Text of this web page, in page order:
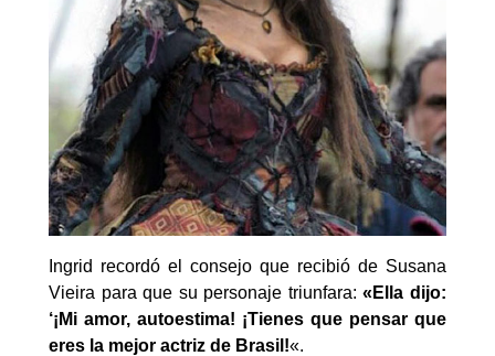
Ingrid recordó el consejo que recibió de Susana
Vieira para que su personaje triunfara:«Ella dijo:
‘¡Mi amor, autoestima! ¡Tienes que pensar que
eres la mejor actriz de Brasil!«.